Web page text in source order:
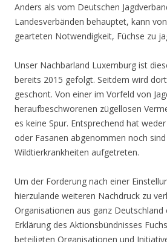
Anders als vom Deutschen
Landesverbänden behauptet, kann
gearteten Notwendigkeit, Füchse zu
Unser Nachbarland Luxemburg ist
bereits 2015 gefolgt. Seitdem wird
geschont. Von einer im Vorfeld von
heraufbeschworenen zügellosen
es keine Spur. Entsprechend hat
oder Fasanen abgenommen noch
Wildtierkrankheiten aufgetreten.
Um der Forderung nach einer
hierzulande weiteren Nachdruck zu
Organisationen aus ganz Deutschland
Erklärung des Aktionsbündnisses
beteiligten Organisationen und